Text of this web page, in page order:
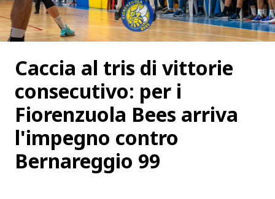
Caccia al tris di vittorie
consecutivo: per i
Fiorenzuola Bees arriva
l'impegno contro
Bernareggio 99